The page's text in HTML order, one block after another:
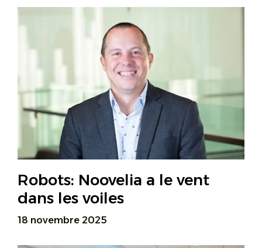
Robots: Noovelia a le vent
dans les voiles
18 novembre 2025